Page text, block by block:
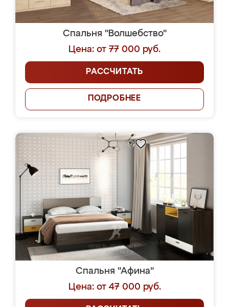
Спальня "Волшебство"
Цена: от 77 000 руб.
РАССЧИТАТЬ
ПОДРОБНЕЕ
Спальня "Афина"
Цена: от 47 000 руб.